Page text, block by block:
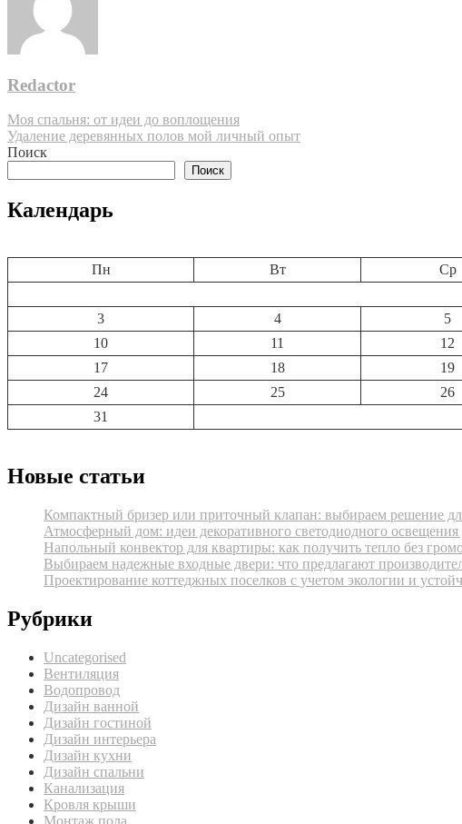
Redactor
Навигация
по
Моя спальня: от идеи до воплощения
Удаление деревянных полов мой личный опыт
Поиск
Поиск
Календарь
Пн
Вт Ср
3
4 5
10
11 12
17
18 19
24
25 26
31
Новые статьи
Компактный бризер или приточный клапан: выбираем решение
Атмосферный дом: идеи декоративного светодиодного освещения
Напольный конвектор для квартиры: как получить тепло без
Выбираем надежные входные двери: что предлагают
Проектирование коттеджных поселков с учетом экологии и
Рубрики
Uncategorised
Вентиляция
Водопровод
Дизайн ванной
Дизайн гостиной
Дизайн интерьера
Дизайн кухни
Дизайн спальни
Канализация
Кровля крыши
Монтаж пола